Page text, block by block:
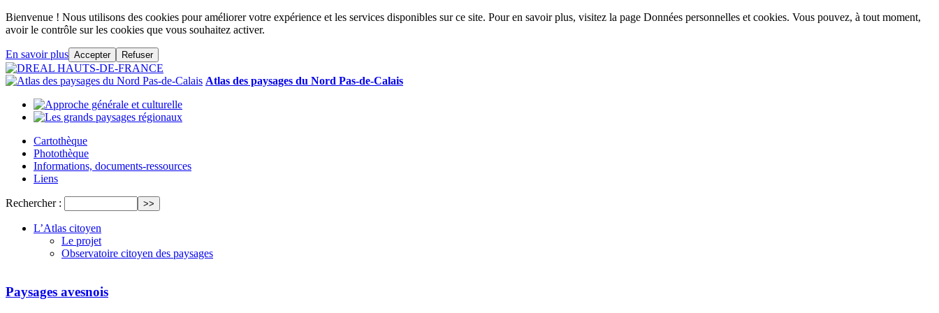
Bienvenue ! Nous utilisons des cookies pour améliorer votre expérience et les services disponibles sur ce site. Pour en savoir plus, visitez la page Données personnelles et cookies. Vous pouvez, à tout moment,
avoir le contrôle sur les cookies que vous souhaitez activer.
En savoir plus Accepter Refuser
Atlas des paysages du Nord Pas-de-Calais
Cartothèque
Photothèque
Informations, documents-ressources
Liens
Rechercher :
L’Atlas citoyen
Le projet
Observatoire citoyen des paysages
Paysages avesnois